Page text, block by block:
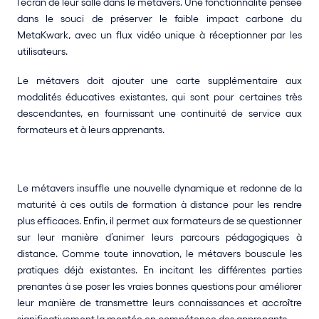
dans le souci de préserver le faible impact carbone du
MetaKwark, avec un flux vidéo unique à réceptionner par les
utilisateurs.
Le métavers doit ajouter une carte supplémentaire aux
modalités éducatives existantes, qui sont pour certaines très
descendantes, en fournissant une continuité de service aux
formateurs et à leurs apprenants.
Le métavers insuffle une nouvelle dynamique et redonne de la
maturité à ces outils de formation à distance pour les rendre
plus efficaces. Enfin, il permet aux formateurs de se questionner
sur leur manière d’animer leurs parcours pédagogiques à
distance. Comme toute innovation, le métavers bouscule les
pratiques déjà existantes. En incitant les différentes parties
prenantes à se poser les vraies bonnes questions pour améliorer
leur manière de transmettre leurs connaissances et accroître